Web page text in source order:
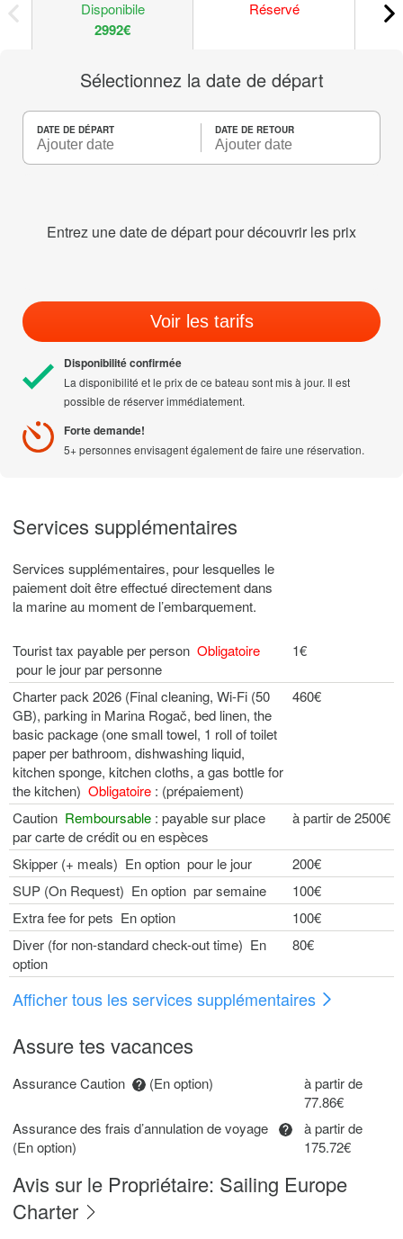
Disponibile
2992€
Réservé
Sélectionnez la date de départ
DATE DE DÉPART DATE DE RETOUR
Entrez une date de départ pour découvrir les prix
Voir les tarifs
Disponibilité confirmée
La disponibilité et le prix de ce bateau sont mis à jour. Il est
possible de réserver immédiatement.
Forte demande!
5+ personnes envisagent également de faire une réservation.
Services supplémentaires
Services supplémentaires, pour lesquelles le
paiement doit être effectué directement dans
la marine au moment de l’embarquement.
Tourist tax payable per person Obligatoire
pour le jour par personne
1€
Charter pack 2026 (Final cleaning, Wi-Fi (50
GB), parking in Marina Rogač, bed linen, the
basic package (one small towel, 1 roll of toilet
paper per bathroom, dishwashing liquid,
kitchen sponge, kitchen cloths, a gas bottle for
the kitchen) Obligatoire : (prépaiement)
460€
Caution Remboursable : payable sur place
par carte de crédit ou en espèces
à partir de 2500€
Skipper (+ meals) En option pour le jour
200€
SUP (On Request) En option par semaine
100€
Extra fee for pets En option
100€
Diver (for non-standard check-out time) En
option
80€
Afficher tous les services supplémentaires
Assure tes vacances
Assurance Caution (En option)
à partir de
77.86€
Assurance des frais d’annulation de voyage
(En option)
à partir de
175.72€
Avis sur le Propriétaire: Sailing Europe
Charter